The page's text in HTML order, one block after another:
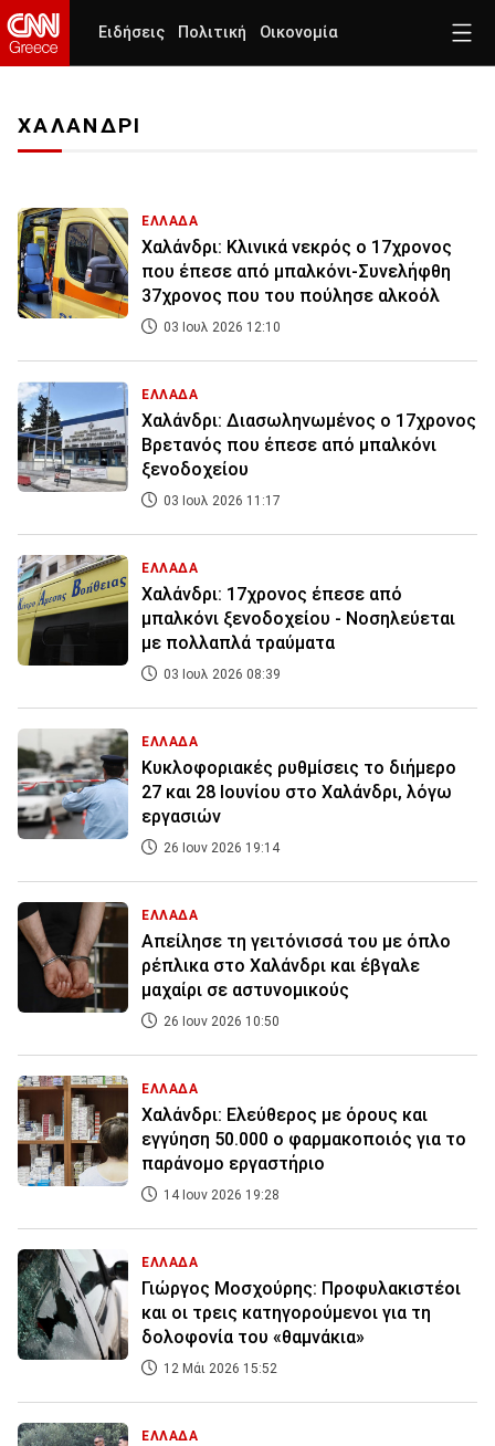
Ειδήσεις Πολιτική Οικονομία
ΧΑΛΑΝΔΡΙ
ΕΛΛΑΔΑ
Χαλάνδρι: Κλινικά νεκρός ο 17χρονος
που έπεσε από μπαλκόνι-Συνελήφθη
37χρονος που του πούλησε αλκοόλ
03 Ιουλ 2026 12:10
ΕΛΛΑΔΑ
Χαλάνδρι: Διασωληνωμένος ο 17χρονος
Βρετανός που έπεσε από μπαλκόνι
ξενοδοχείου
03 Ιουλ 2026 11:17
ΕΛΛΑΔΑ
Χαλάνδρι: 17χρονος έπεσε από
μπαλκόνι ξενοδοχείου - Νοσηλεύεται
με πολλαπλά τραύματα
03 Ιουλ 2026 08:39
ΕΛΛΑΔΑ
Κυκλοφοριακές ρυθμίσεις το διήμερο
27 και 28 Ιουνίου στο Χαλάνδρι, λόγω
εργασιών
26 Ιουν 2026 19:14
ΕΛΛΑΔΑ
Απείλησε τη γειτόνισσά του με όπλο
ρέπλικα στο Χαλάνδρι και έβγαλε
μαχαίρι σε αστυνομικούς
26 Ιουν 2026 10:50
ΕΛΛΑΔΑ
Χαλάνδρι: Ελεύθερος με όρους και
εγγύηση 50.000 ο φαρμακοποιός για το
παράνομο εργαστήριο
14 Ιουν 2026 19:28
ΕΛΛΑΔΑ
Γιώργος Μοσχούρης: Προφυλακιστέοι
και οι τρεις κατηγορούμενοι για τη
δολοφονία του «θαμνάκια»
12 Μάι 2026 15:52
ΕΛΛΑΔΑ